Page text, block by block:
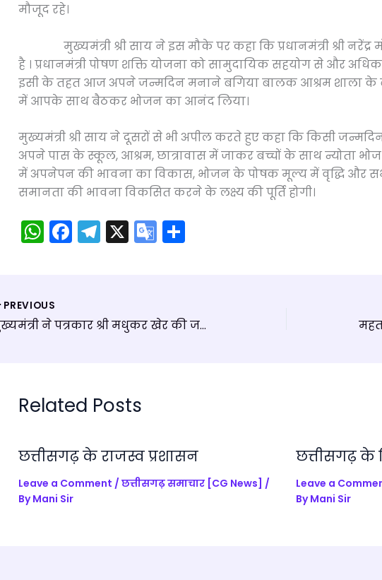
मौजूद रहे।
मुख्यमंत्री श्री साय ने इस मौके पर कहा कि प्रधानमंत्री श्री
है । प्रधानमंत्री पोषण शक्ति योजना को सामुदायिक सहयोग से और
इसी के तहत आज अपने जन्मदिन मनाने बगिया बालक आश्रम शाला के
में आपके साथ बैठकर भोजन का आनंद लिया।
मुख्यमंत्री श्री साय ने दूसरों से भी अपील करते हुए कहा कि किसी
अपने पास के स्कूल, आश्रम, छात्रावास में जाकर बच्चों के साथ न्योता
में अपनेपन की भावना का विकास, भोजन के पोषक मूल्य में वृद्धि और
समानता की भावना विकसित करने के लक्ष्य की पूर्ति होगी।
W
h
ts
A
F
a
b
T
el
a
X G
o
e
te
PREVIOUS
मुख्यमंत्री ने पत्रकार श्री मधुकर खेर की जयंती पर उन्हें किया याद
Related Posts
छत्तीसगढ़ के राजस्व प्रशासन
Leave a Comment / छत्तीसगढ़ समाचार [CG News] /
ByMani Sir
छत्तीसगढ़ के
Leave a
ByMani Sir